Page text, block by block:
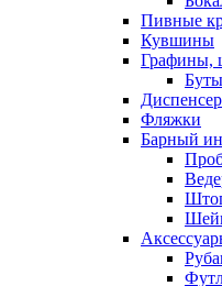
Пивные
Кувшины
Графины,
Фляжки
Барный